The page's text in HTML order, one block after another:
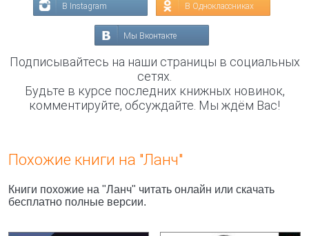
В Instagram В Одноклассниках
Мы Вконтакте
Подписывайтесь на наши страницы в социальных
сетях.
Будьте в курсе последних книжных новинок,
комментируйте, обсуждайте. Мы ждём Вас!
Похожие книги на "Ланч"
Книги похожие на "Ланч" читать онлайн или скачать
бесплатно полные версии.